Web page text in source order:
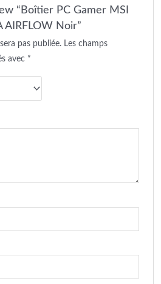
“Boîtier PC Gamer MSI
AIRFLOW Noir”
pas publiée. Les champs
avec *